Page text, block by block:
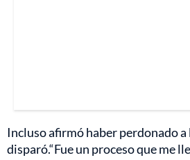
Incluso afirmó haber perdonado a
disparó.“Fue un proceso que me